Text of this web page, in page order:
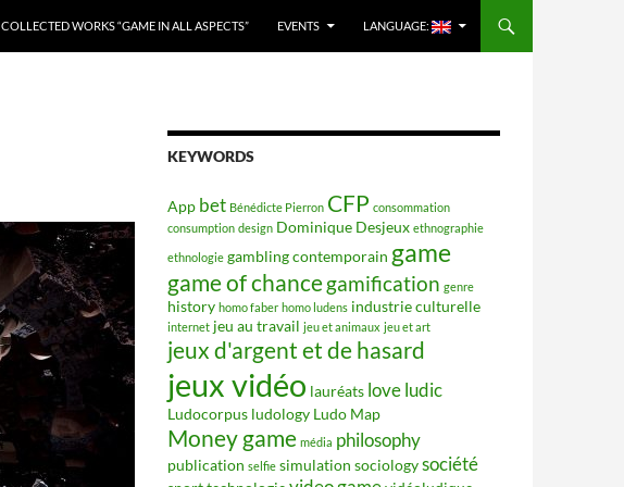
COLLECTED WORKS “GAME IN ALL ASPECTS” EVENTS LANGUAGE:
KEYWORDS
App bet Bénédicte Pierron CFP consommation
consumption design Dominique Desjeux ethnographie
ethnologie gambling contemporain game
game of chancegamification genre
history homo faber homo ludens industrie culturelle
internet jeu au travail jeu et animaux jeu et art
jeux d'argent et de hasard
jeux vidéo lauréats loveludic
Ludocorpus ludology Ludo Map
Money game média philosophy
publication selfie simulation sociologysociété